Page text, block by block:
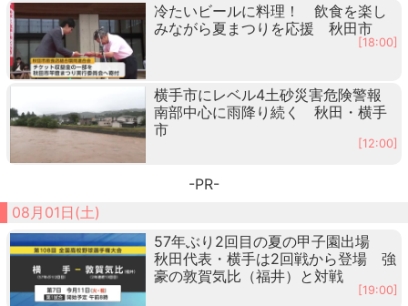
冷たいビールに料理！ 飲食を楽し
みながら夏まつりを応援 秋田市
[18:00]
横手市にレベル4土砂災害危険警報
南部中心に雨降り続く 秋田・横手
市
[12:00]
-PR-
08月01日(土)
57年ぶり2回目の夏の甲子園出場
秋田代表・横手は2回戦から登場 強
豪の敦賀気比（福井）と対戦
[19:00]